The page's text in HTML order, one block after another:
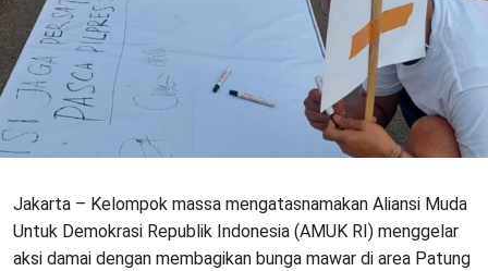
Jakarta – Kelompok massa mengatasnamakan Aliansi Muda
Untuk Demokrasi Republik Indonesia (AMUK RI) menggelar
aksi damai dengan membagikan bunga mawar di area Patung